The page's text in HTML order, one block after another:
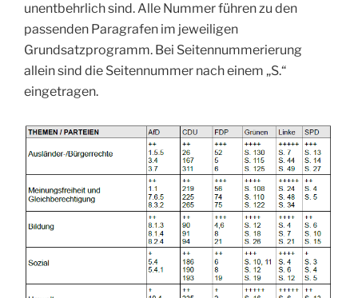
unentbehrlich sind. Alle Nummer führen zu den
passenden Paragrafen im jeweiligen
Grundsatzprogramm. Bei Seitennummerierung
allein sind die Seitennummer nach einem „S.“
eingetragen.